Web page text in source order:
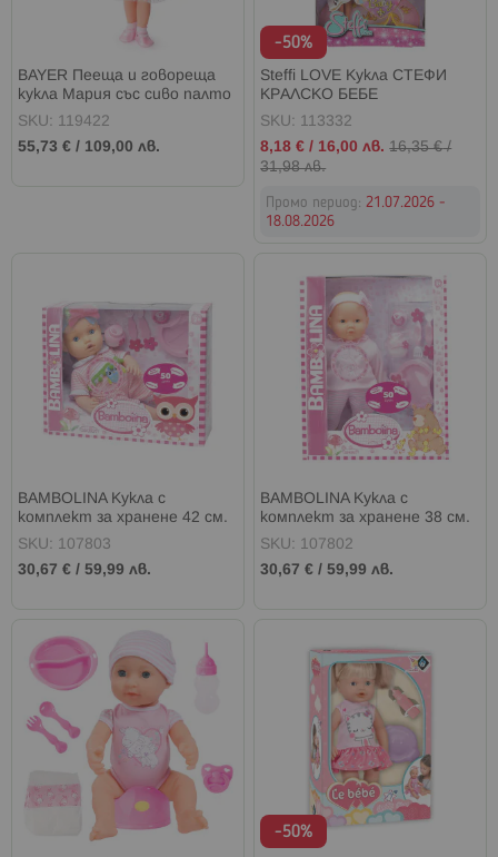
BAYER Пееща и говореща
кукла Мария със сиво палто
SKU: 119422
55,73 € / 109,00 лв.
-50%
Steffi LOVE Кукла СТЕФИ
КРАЛСКО БЕБЕ
SKU: 113332
Промо
цена
8,18 € / 16,00 лв. 16,35 €/
31,98 лв.
Промо период:21.07.2026 -
18.08.2026
BAMBOLINA Кукла с
комплект за хранене 42 см.
SKU: 107803
30,67 € / 59,99 лв.
BAMBOLINA Кукла с
комплект за хранене 38 см.
SKU: 107802
30,67 € / 59,99 лв.
-50%